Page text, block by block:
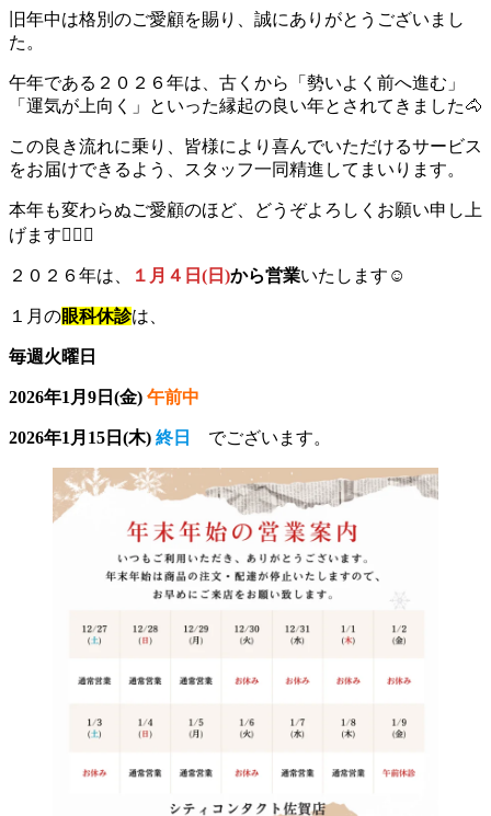
旧年中は格別のご愛顧を賜り、誠にありがとうございまし
た。
午年である２０２６年は、古くから「勢いよく前へ進む」
「運気が上向く」といった縁起の良い年とされてきました🐴
この良き流れに乗り、皆様により喜んでいただけるサービス
をお届けできるよう、スタッフ一同精進してまいります。
本年も変わらぬご愛顧のほど、どうぞよろしくお願い申し上
げます🙇🏻‍♀️
２０２６年は、 １月４日(日)から営業いたします☺️
１月の眼科休診は、
毎週火曜日
2026年1月9日(金) 午前中
2026年1月15日(木) 終日 でございます。